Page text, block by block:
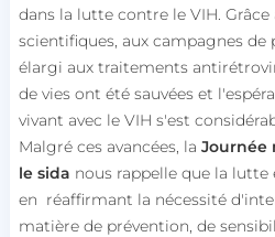
dans la lutte contre le VIH. Grâce
scientifiques, aux campagnes de
élargi aux traitements
de vies ont été sauvées et
vivant avec le VIH s'est
Malgré ces avancées, la Journée
le sida nous rappelleque la lutte
en réaffirmant la nécessité
matière deprévention, de